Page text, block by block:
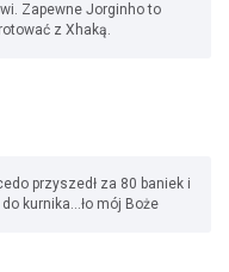
Zapewne Jorginho to
z Xhaką.
przyszedł za 80 baniek i
kurnika...ło mój Boże